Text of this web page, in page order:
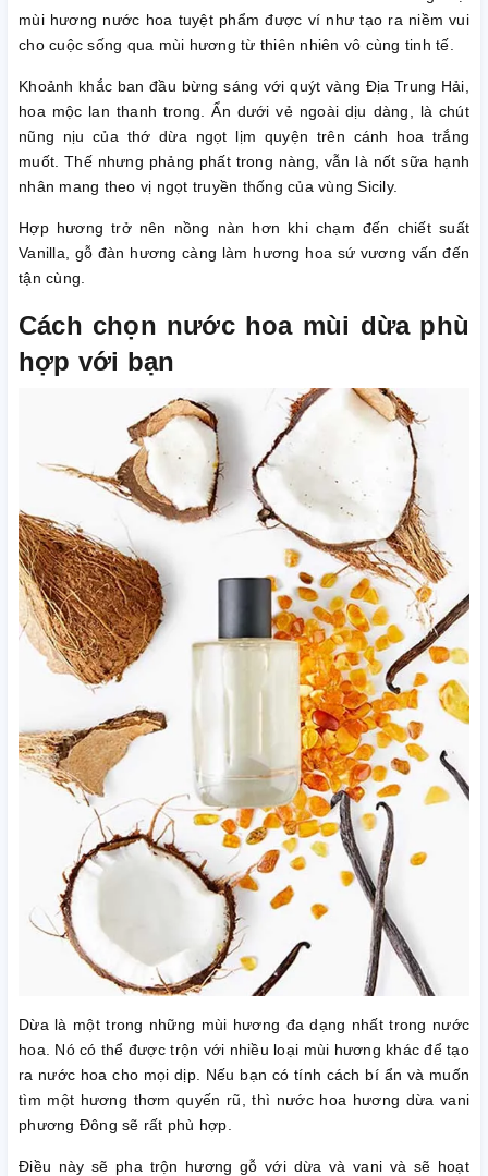
mùi hương nước hoa tuyệt phẩm được ví như tạo ra niềm vui
cho cuộc sống qua mùi hương từ thiên nhiên vô cùng tinh tế.
Khoảnh khắc ban đầu bừng sáng với quýt vàng Địa Trung Hải,
hoa mộc lan thanh trong. Ẩn dưới vẻ ngoài dịu dàng, là chút
nũng nịu của thớ dừa ngọt lịm quyện trên cánh hoa trắng
muốt. Thế nhưng phảng phất trong nàng, vẫn là nốt sữa hạnh
nhân mang theo vị ngọt truyền thống của vùng Sicily.
Hợp hương trở nên nồng nàn hơn khi chạm đến chiết suất
Vanilla, gỗ đàn hương càng làm hương hoa sứ vương vấn đến
tận cùng.
Cách chọn nước hoa mùi dừa phù
hợp với bạn
Dừa là một trong những mùi hương đa dạng nhất trong nước
hoa. Nó có thể được trộn với nhiều loại mùi hương khác để tạo
ra nước hoa cho mọi dịp. Nếu bạn có tính cách bí ẩn và muốn
tìm một hương thơm quyến rũ, thì nước hoa hương dừa vani
phương Đông sẽ rất phù hợp.
Điều này sẽ pha trộn hương gỗ với dừa và vani và sẽ hoạt